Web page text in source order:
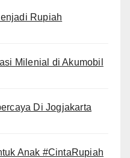
Rupiah
Milenial di Akumobil
Di Jogjakarta
Anak #CintaRupiah